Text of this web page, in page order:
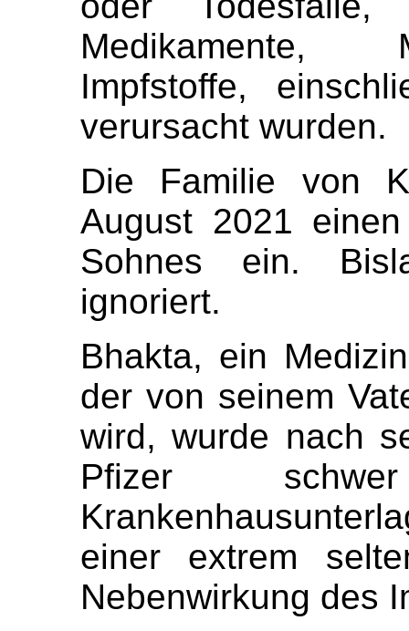
Medikamente,
Impfstoffe,
verursacht wurden.
Die Familie von
August 2021
Sohnes ein.
ignoriert.
Bhakta, ein
der von seinem
wird, wurde nach
Pfizer
einer extrem
Nebenwirkung des